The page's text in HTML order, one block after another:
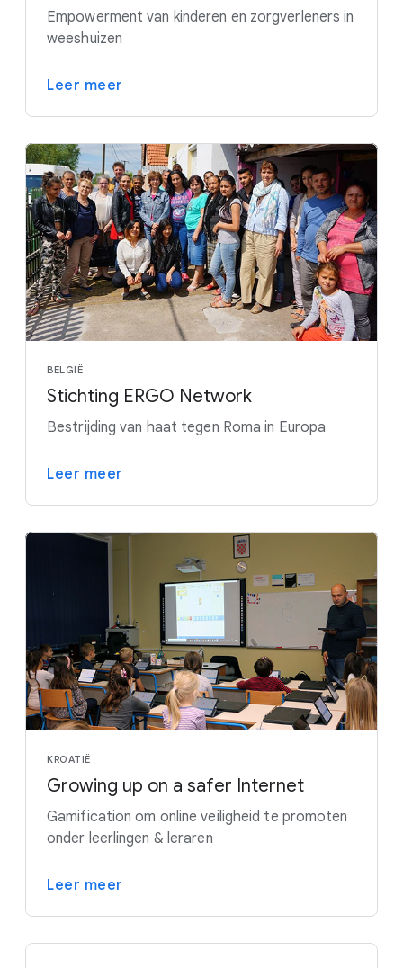
Empowerment van kinderen en zorgverleners in
weeshuizen
Leer meer
BELGIË
Stichting ERGO Network
Bestrijding van haat tegen Roma in Europa
Leer meer
KROATIË
Growing up on a safer Internet
Gamification om online veiligheid te promoten
onder leerlingen & leraren
Leer meer